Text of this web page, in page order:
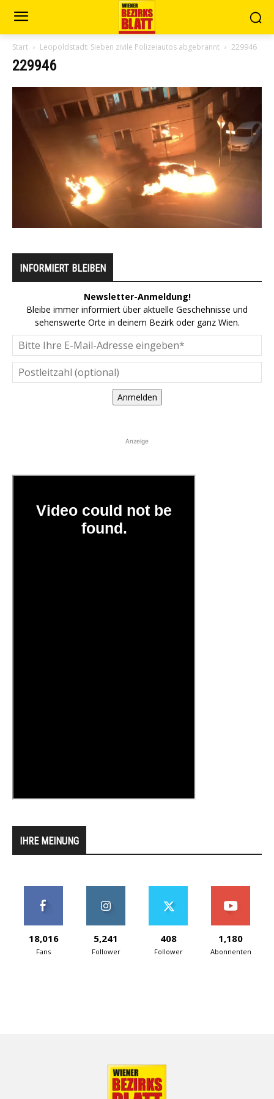
Start Leopoldstadt: Sieben zivile Polizeiautos abgebrannt 229946
229946
INFORMIERT BLEIBEN
Newsletter-Anmeldung!
Bleibe immer informiert über aktuelle Geschehnisse und
sehenswerte Orte in deinem Bezirk oder ganz Wien.
Anmelden
Anzeige
IHRE MEINUNG
18,016
Fans
5,241
Follower
408
Follower
1,180
Abonnenten